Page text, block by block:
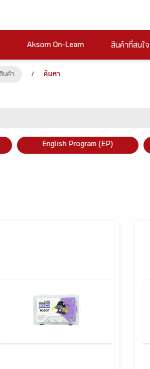
Aksorn On-Learn สินค้าที่สนใจ
นค้า / ค้นหา
English Program (EP)